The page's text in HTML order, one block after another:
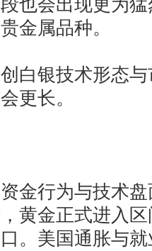
也会出现更为
金属品种。
银技术形态与
更长。
行为与技术盘
黄金正式进入
。美国通胀与